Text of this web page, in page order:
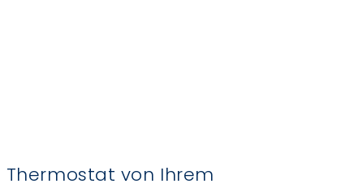
Thermostat von Ihrem